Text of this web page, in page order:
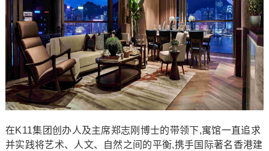
在K11集团创办人及主席郑志刚博士的带领下,寓馆一直追求
并实践将艺术、人文、自然之间的平衡,携手国际著名香港建